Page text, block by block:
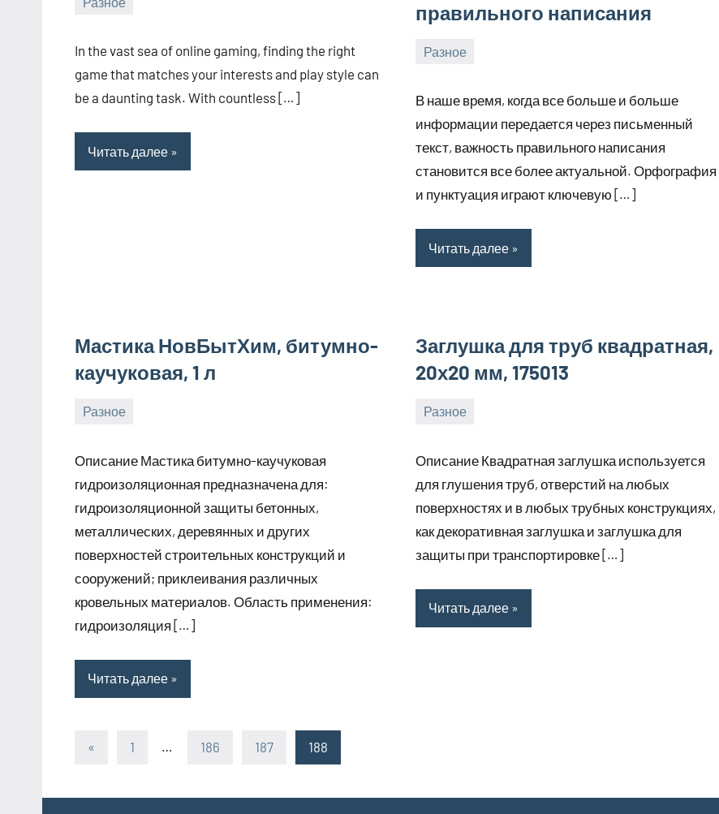
2024
In the vast sea of online gaming, finding the right
game that matches your interests and play style can
be a daunting task. With countless […]
Читать далее
правильного написания
Разное
2024
В наше время, когда все больше и больше
информации передается через письменный
текст, важность правильного написания
становится все более актуальной. Орфография
и пунктуация играют ключевую […]
Читать далее
Мастика НовБытХим, битумно-
каучуковая, 1 л
Разное
2023
Описание Мастика битумно-каучуковая
гидроизоляционная предназначена для:
гидроизоляционной защиты бетонных,
металлических, деревянных и других
поверхностей строительных конструкций и
сооружений; приклеивания различных
кровельных материалов. Область применения:
гидроизоляция […]
Читать далее
Заглушка для труб квадратная,
20х20 мм, 175013
Разное
2023
Описание Квадратная заглушка используется
для глушения труб, отверстий на любых
поверхностях и в любых трубных конструкциях,
как декоративная заглушка и заглушка для
защиты при транспортировке […]
Читать далее
записей
« Предыдущие
1 … 186 187 188